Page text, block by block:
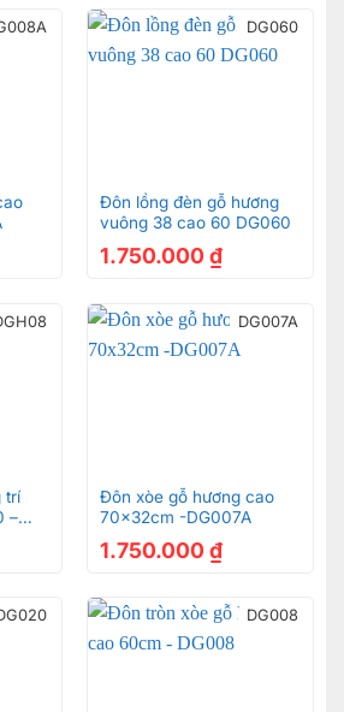
DG060
Đôn lồng đèn gỗ hương
vuông 38 cao 60 DG060
1.750.000 ₫
trí
–
DG007A
Đôn xòe gỗ hương cao
70x32cm -DG007A
1.750.000 ₫
DG008